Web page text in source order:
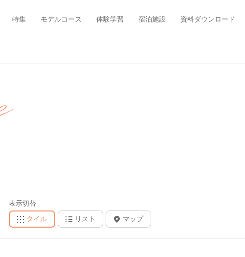
特集 モデルコース 体験学習 宿泊施設 資料ダウンロード
表示切替
タイル リスト マップ